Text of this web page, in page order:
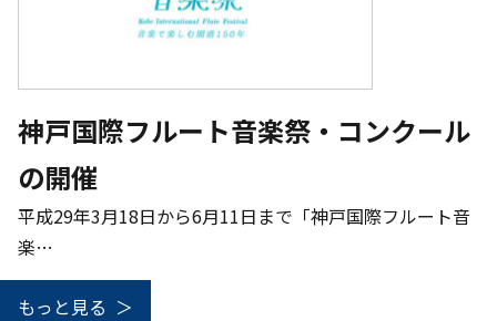
神戸国際フルート音楽祭・コンクール
の開催
平成29年3月18日から6月11日まで「神戸国際フルート音
楽…
もっと見る